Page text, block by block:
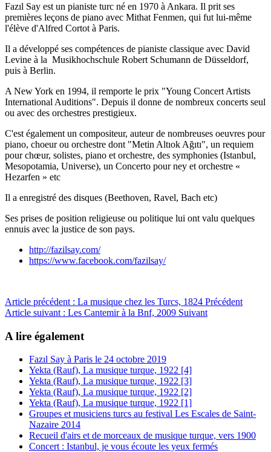
Fazıl Say est un pianiste turc né en 1970 à Ankara. Il prit ses
premières leçons de piano avec Mithat Fenmen, qui fut lui-même
l'élève d'Alfred Cortot à Paris.
Il a développé ses compétences de pianiste classique avec David
Levine à la Musikhochschule Robert Schumann de Düsseldorf,
puis à Berlin.
A New York en 1994, il remporte le prix "Young Concert Artists
International Auditions". Depuis il donne de nombreux concerts seul
ou avec des orchestres prestigieux.
C'est également un compositeur, auteur de nombreuses oeuvres pour
piano, choeur ou orchestre dont "Metin Altıok Ağıtı", un requiem
pour chœur, solistes, piano et orchestre, des symphonies (Istanbul,
Mesopotamia, Universe), un Concerto pour ney et orchestre «
Hezarfen » etc
Il a enregistré des disques (Beethoven, Ravel, Bach etc)
Ses prises de position religieuse ou politique lui ont valu quelques
ennuis avec la justice de son pays.
http://fazilsay.com/
https://www.facebook.com/fazilsay/
Article précédent : La musique chez les Turcs, 1824 Précédent
Article suivant : Les Cantemir à la Bnf, 2009 Suivant
A lire également
Fazıl Say à Paris le 24 octobre 2019
Yekta (Rauf), La musique turque, 1922 [4]
Yekta (Rauf), La musique turque, 1922 [3]
Yekta (Rauf), La musique turque, 1922 [2]
Yekta (Rauf), La musique turque, 1922 [1]
Groupes et musiciens turcs au festival Les Escales de Saint-
Nazaire 2014
Recueil d'airs et de morceaux de musique turque, vers 1900
Concert : Istanbul, je vous écoute les yeux fermés